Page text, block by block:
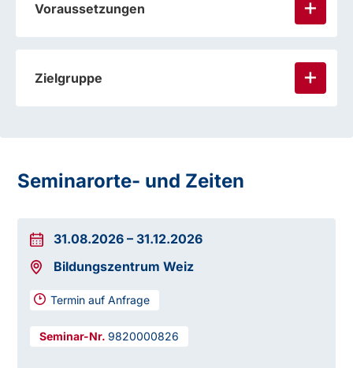
Voraussetzungen
Zielgruppe
Seminarorte- und Zeiten
31.08.2026 – 31.12.2026
Bildungszentrum Weiz
Termin auf Anfrage
9820000826